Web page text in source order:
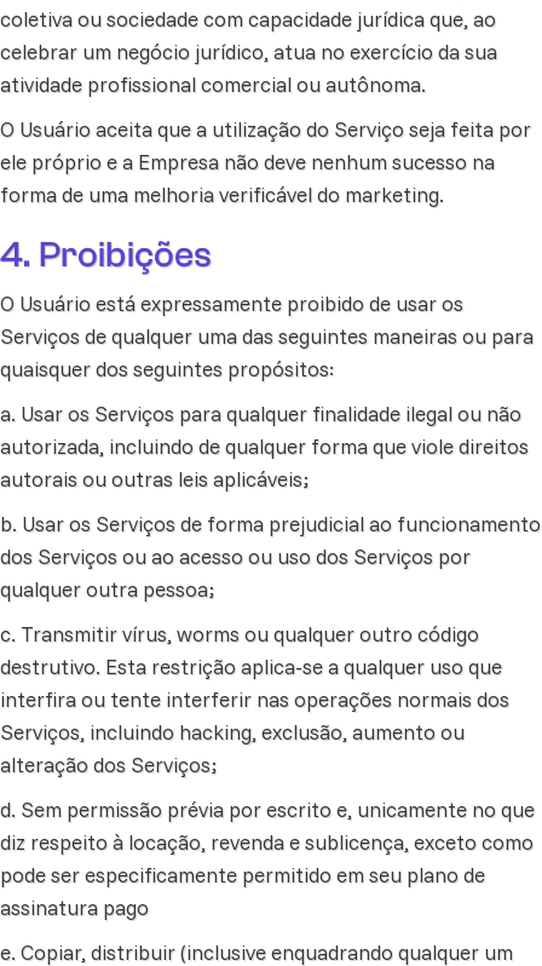
coletiva ou sociedade com capacidade jurídica que, ao
celebrar um negócio jurídico, atua no exercício da sua
atividade profissional comercial ou autônoma.
O Usuário aceita que a utilização do Serviço seja feita por
ele próprio e a Empresa não deve nenhum sucesso na
forma de uma melhoria verificável do marketing.
4. Proibições
O Usuário está expressamente proibido de usar os
Serviços de qualquer uma das seguintes maneiras ou para
quaisquer dos seguintes propósitos:
a. Usar os Serviços para qualquer finalidade ilegal ou não
autorizada, incluindo de qualquer forma que viole direitos
autorais ou outras leis aplicáveis;
b. Usar os Serviços de forma prejudicial ao funcionamento
dos Serviços ou ao acesso ou uso dos Serviços por
qualquer outra pessoa;
c. Transmitir vírus, worms ou qualquer outro código
destrutivo. Esta restrição aplica-se a qualquer uso que
interfira ou tente interferir nas operações normais dos
Serviços, incluindo hacking, exclusão, aumento ou
alteração dos Serviços;
d. Sem permissão prévia por escrito e, unicamente no que
diz respeito à locação, revenda e sublicença, exceto como
pode ser especificamente permitido em seu plano de
assinatura pago
e. Copiar, distribuir (inclusive enquadrando qualquer um